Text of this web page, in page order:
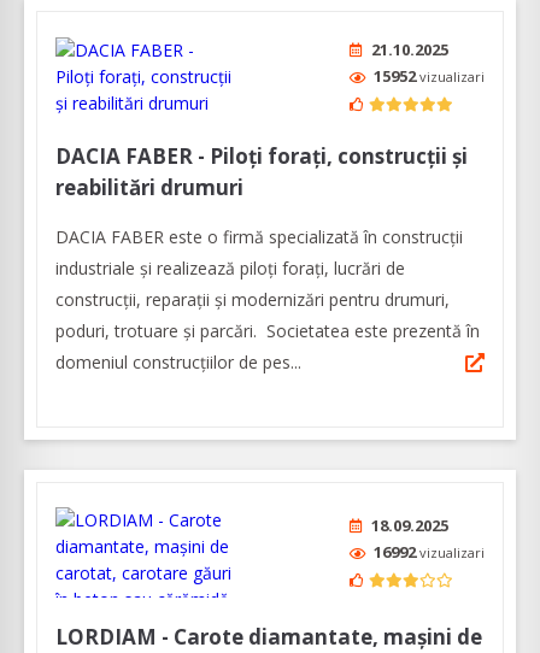
21.10.2025
15952vizualizari
DACIA FABER - Piloți forați, construcții și
reabilitări drumuri
DACIA FABER este o firmă specializată în construcții
industriale și realizează piloți forați, lucrări de
construcţii, reparaţii şi modernizări pentru drumuri,
poduri, trotuare și parcări. Societatea este prezentă în
domeniul construcțiilor de pes...
18.09.2025
16992vizualizari
LORDIAM - Carote diamantate, mașini de